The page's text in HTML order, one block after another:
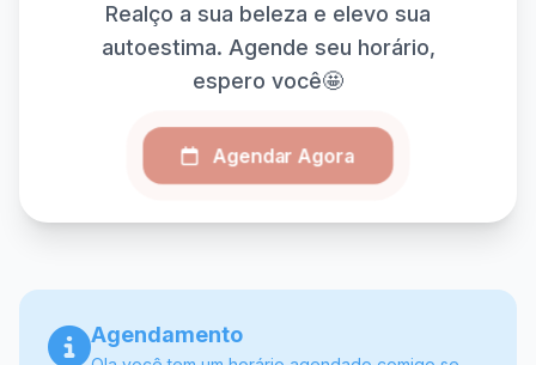
Realço a sua beleza e elevo sua
autoestima. Agende seu horário,
espero você🤩
Agendar Agora
Agendamento